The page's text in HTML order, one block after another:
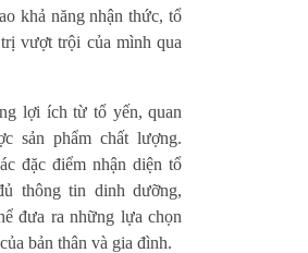
khả năng nhận thức, tổ
vượt trội của mình qua
lợi ích từ tổ yến, quan
sản phẩm chất lượng.
đặc điểm nhận diện tổ
thông tin dinh dưỡng,
đưa ra những lựa chọn
bản thân và gia đình.